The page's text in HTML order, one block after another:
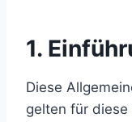
1.
Diese
gelten für